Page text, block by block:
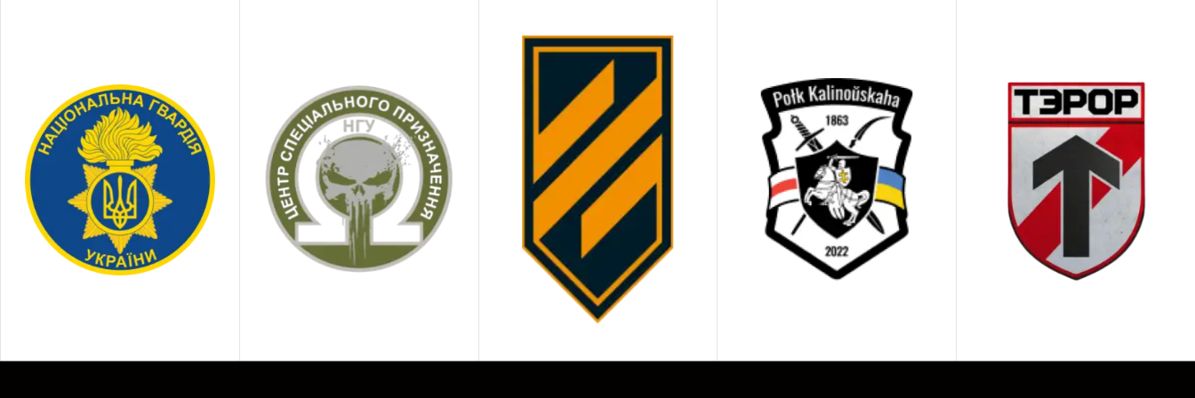
Гид по выбору: как купить идеальный стрелковый таймер
Определите ваши цели. Готовитесь к IPSC, IDPA, 3-Gun или просто хотите контролировать личный
прогресс? Под соревнования чаще берут таймеры с максимально громким «beep» и тонкой настройкой
чувствительности.
Ключевые функции. Обратите внимание на PAR-таймер (сигнал через заданный интервал), режимы
случайной задержки старта, регулировку чувствительности микрофона, память сессий, экспорт
результатов.
Эргономика и дисплей. Важно, чтобы прибор удобно лежал в руке, управлялся в перчатках, а цифры были
контрастными и читались на ярком солнце.